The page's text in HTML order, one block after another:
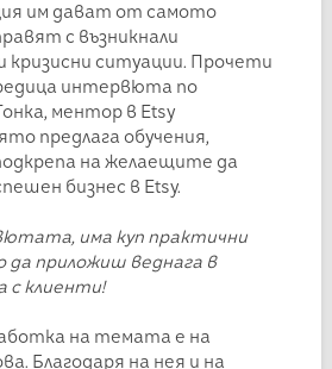
им дават от самото
с възникнали
кризисни ситуации. Прочети
интервюта по
ментор в Etsy
предлага обучения,
на желаещите да
бизнес в Etsy.
има куп практични
да приложиш веднага в
клиенти!
на темата е на
Благодаря на нея и на